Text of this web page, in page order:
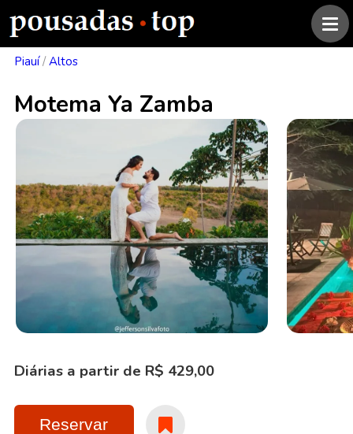
Piauí / Altos
Motema Ya Zamba
Diárias a partir de R$ 429,00
Reservar